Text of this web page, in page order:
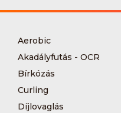
Aerobic
Akadályfutás - OCR
Bírkózás
Curling
Díjlovaglás